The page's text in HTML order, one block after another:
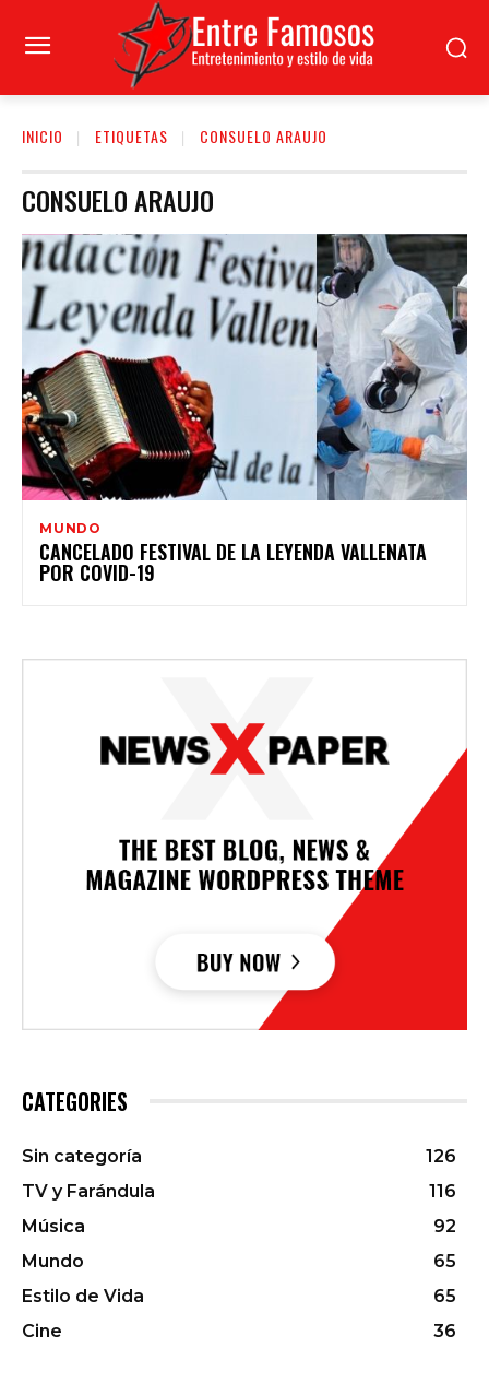
INICIO ETIQUETAS CONSUELO ARAUJO
CONSUELO ARAUJO
MUNDO
CANCELADO FESTIVAL DE LA LEYENDA VALLENATA
POR COVID-19
CATEGORIES
Sin categoría
126
TV y Farándula
116
Música
92
Mundo
65
Estilo de Vida
65
Cine
36